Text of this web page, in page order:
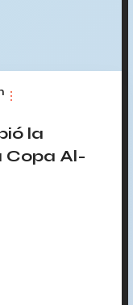
la
Copa Al-